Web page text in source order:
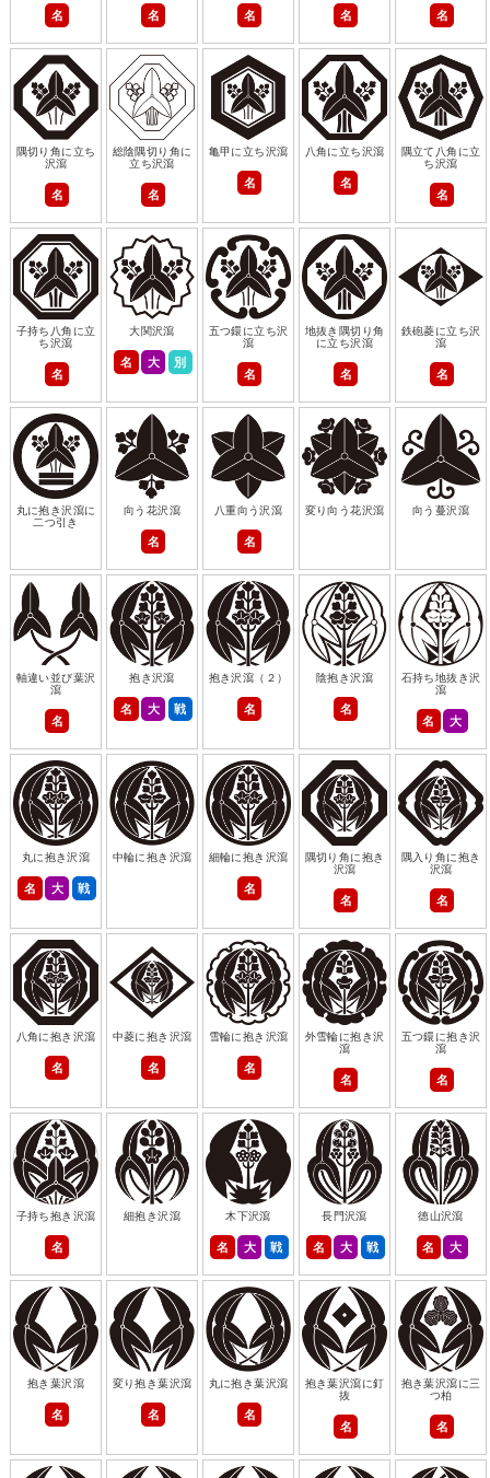
名 名 名 名 名
隅切り角に立ち
沢瀉
名
総陰隅切り角に
立ち沢瀉
名
亀甲に立ち沢瀉
名
八角に立ち沢瀉
名
隅立て八角に立
ち沢瀉
名
子持ち八角に立
ち沢瀉
名
大関沢瀉
名 大 別
五つ鐶に立ち沢
瀉
名
地抜き隅切り角
に立ち沢瀉
名
鉄砲菱に立ち沢
瀉
名
丸に抱き沢瀉に
二つ引き
向う花沢瀉
名
八重向う沢瀉
名
変り向う花沢瀉 向う蔓沢瀉
軸違い並び葉沢
瀉
名
抱き沢瀉
名 大 戦
抱き沢瀉（２）
名
陰抱き沢瀉
名
石持ち地抜き沢
瀉
名 大
丸に抱き沢瀉
名 大 戦
中輪に抱き沢瀉 細輪に抱き沢瀉
名
隅切り角に抱き
沢瀉
名
隅入り角に抱き
沢瀉
名
八角に抱き沢瀉
名
中菱に抱き沢瀉
名
雪輪に抱き沢瀉
名
外雪輪に抱き沢
瀉
名
五つ鐶に抱き沢
瀉
名
子持ち抱き沢瀉
名
細抱き沢瀉 木下沢瀉
名 大 戦
長門沢瀉
名 大 戦
徳山沢瀉
名 大
抱き葉沢瀉
名
変り抱き葉沢瀉
名
丸に抱き葉沢瀉
名
抱き葉沢瀉に釘
抜
名
抱き葉沢瀉に三
つ柏
名